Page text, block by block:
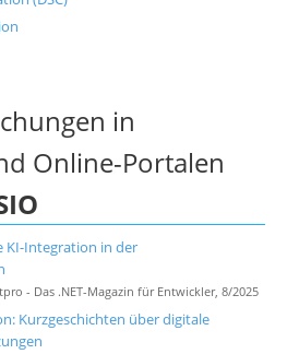
in
Online-Portalen
KI-Integration in der
- Das .NET-Magazin für Entwickler, 8/2025
Kurzgeschichten über digitale